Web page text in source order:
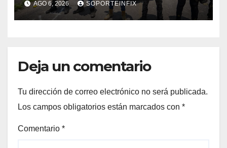
CJNG
AGO 6, 2026 SOPORTEINFIX
Deja un comentario
Tu dirección de correo electrónico no será publicada.
Los campos obligatorios están marcados con *
Comentario *